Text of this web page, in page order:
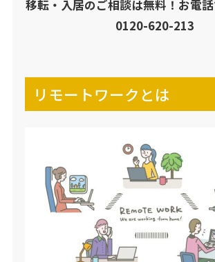
移転・入居のご相談は無料！お電
0120-620-213
リモートワークとは